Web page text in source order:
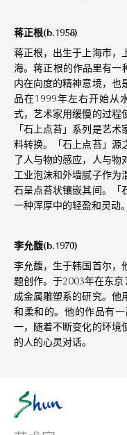
蒋正根(b.1958)
蒋正根，出生于上海市，
海。蒋正根的作品里有一
内在向度的精神意境，也
品在1999年左右开始从
式，艺术家用缓慢的过程
「石上点苔」系列是艺
料转换。「石上点苔」源
了人与物的感应，人与物
工业泡沫和外墙腻子作为
石呈点苔状镶嵌其间。「
一种浑厚中的轻盈和灵动。
李允馥(b.1970)
李允馥，生于韩国首尔，
题创作。于2003年在东
成金属雕塑系的研究。他
和柔和的。他的作品有
一，随着不断变化的环境
的人的心灵对话。